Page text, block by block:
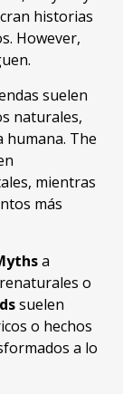
historias
. However,
.
suelen
naturales,
humana. The
, mientras
más
a
o
suelen
o hechos
a lo